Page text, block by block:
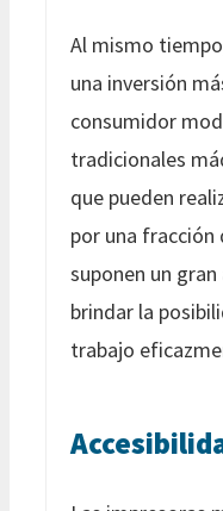
Al mismo
una inversión
consumidor
tradicionales
que pueden
por una fracción
suponen un
brindar la
trabajo